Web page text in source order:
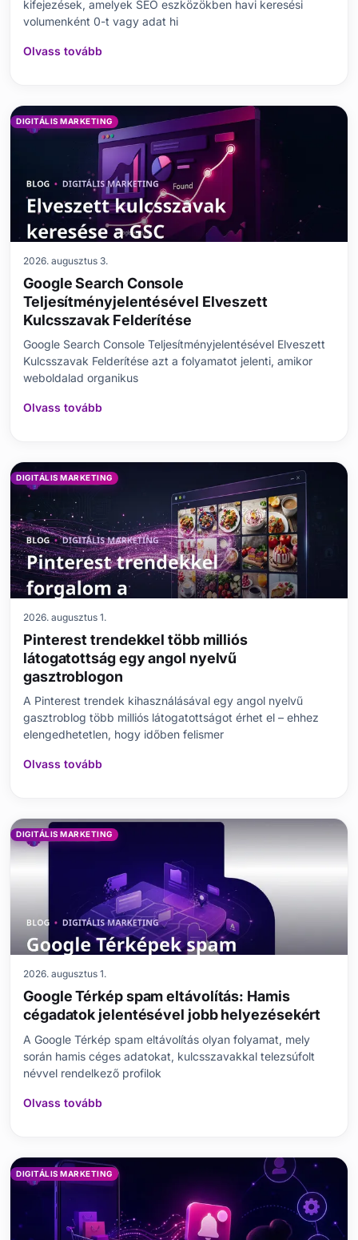
kifejezések, amelyek SEO eszközökben havi keresési
volumenként 0-t vagy adat hi
Olvass tovább
DIGITÁLIS MARKETING
2026. augusztus 3.
Google Search Console
Teljesítményjelentésével Elveszett
Kulcsszavak Felderítése
Google Search Console Teljesítményjelentésével Elveszett
Kulcsszavak Felderítése azt a folyamatot jelenti, amikor
weboldalad organikus
Olvass tovább
DIGITÁLIS MARKETING
2026. augusztus 1.
Pinterest trendekkel több milliós
látogatottság egy angol nyelvű
gasztroblogon
A Pinterest trendek kihasználásával egy angol nyelvű
gasztroblog több milliós látogatottságot érhet el – ehhez
elengedhetetlen, hogy időben felismer
Olvass tovább
DIGITÁLIS MARKETING
2026. augusztus 1.
Google Térkép spam eltávolítás: Hamis
cégadatok jelentésével jobb helyezésekért
A Google Térkép spam eltávolítás olyan folyamat, mely
során hamis céges adatokat, kulcsszavakkal telezsúfolt
névvel rendelkező profilok
Olvass tovább
DIGITÁLIS MARKETING